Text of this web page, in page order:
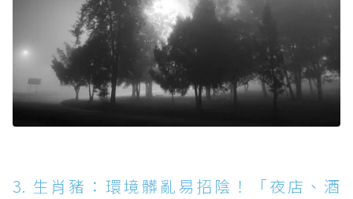
3. 生肖豬：環境髒亂易招陰！「夜店、酒